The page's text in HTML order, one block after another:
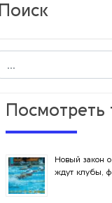
Поиск
Посмотреть
Новый закон
ждут клубы,